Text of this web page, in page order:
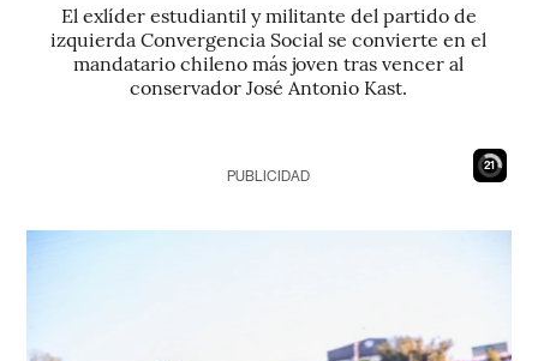
El exlíder estudiantil y militante del partido de
izquierda Convergencia Social se convierte en el
mandatario chileno más joven tras vencer al
conservador José Antonio Kast.
20
PUBLICIDAD